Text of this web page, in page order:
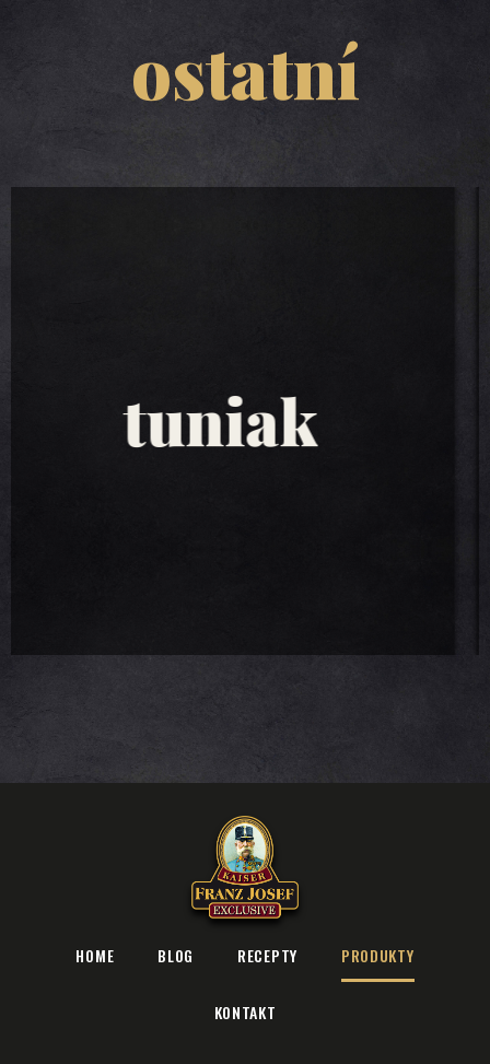
ostatní
tuniakové
šaláty
HOME BLOG RECEPTY PRODUKTY
KONTAKT